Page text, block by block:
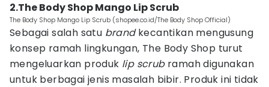
2.The Body Shop Mango Lip Scrub
The Body Shop Mango Lip Scrub (shopee.co.id/The Body Shop Official)
Sebagai salah satu brandkecantikan mengusung
konsep ramah lingkungan, The Body Shop turut
mengeluarkan produk lip scrubramah digunakan
untuk berbagai jenis masalah bibir. Produk ini tidak